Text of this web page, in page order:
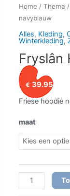
Home / Thema /
navyblauw
Alles, Kleding,
Winterkleding,
Fryslân
€ 39.95
Friese hoodie
maat
Fryslân
Hoodie